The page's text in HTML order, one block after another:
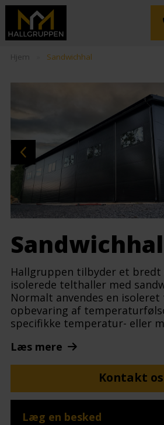
Hjem Sandwichhal
Sandwichhal
Hallgruppen tilbyder et bredt
isolerede telthaller med
Normalt anvendes en
opbevaring af
specifikke temperatur- eller
Læs mere
Kontakt os
Læg en besked